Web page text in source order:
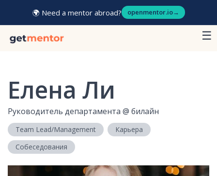
🌍 Need a mentor abroad? openmentor.io→
☰
Елена Ли
Руководитель департамента @ билайн
Team Lead/Management
Карьера
Собеседования